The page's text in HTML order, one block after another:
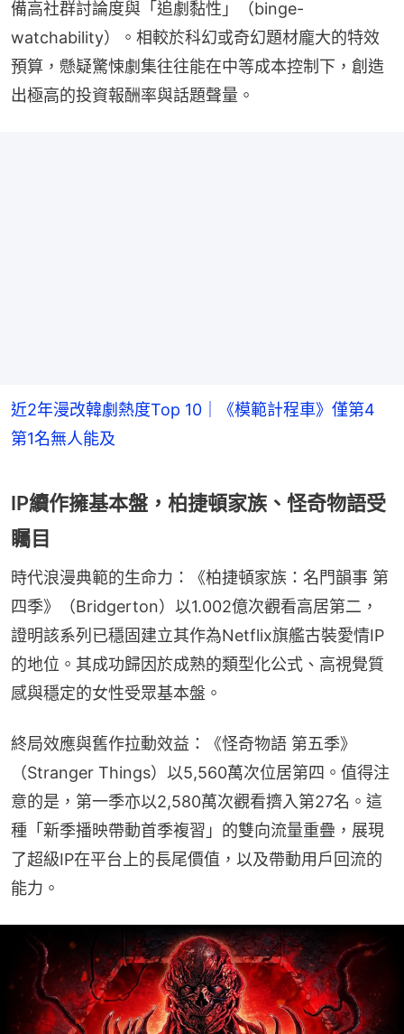
備高社群討論度與「追劇黏性」（binge-
watchability）。相較於科幻或奇幻題材龐大的特效
預算，懸疑驚悚劇集往往能在中等成本控制下，創造
出極高的投資報酬率與話題聲量。
近2年漫改韓劇熱度Top 10｜《模範計程車》僅第4
第1名無人能及
IP續作擁基本盤，柏捷頓家族、怪奇物語受
矚目
時代浪漫典範的生命力：《柏捷頓家族：名門韻事 第
四季》（Bridgerton）以1.002億次觀看高居第二，
證明該系列已穩固建立其作為Netflix旗艦古裝愛情IP
的地位。其成功歸因於成熟的類型化公式、高視覺質
感與穩定的女性受眾基本盤。
終局效應與舊作拉動效益：《怪奇物語 第五季》
（Stranger Things）以5,560萬次位居第四。值得注
意的是，第一季亦以2,580萬次觀看擠入第27名。這
種「新季播映帶動首季複習」的雙向流量重疊，展現
了超級IP在平台上的長尾價值，以及帶動用戶回流的
能力。